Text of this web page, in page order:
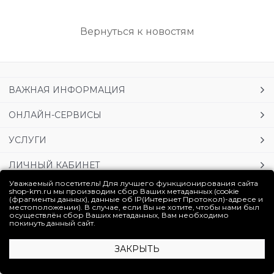
Вернуться к новостям
ВАЖНАЯ ИНФОРМАЦИЯ
ОНЛАЙН-СЕРВИСЫ
УСЛУГИ
ЛИЧНЫЙ КАБИНЕТ
Полная версия сайта
Уважаемый посетитель! Для лучшего функционирования сайта
shop-km.ru мы производим сбор Ваших метаданных (cookie
(фрагменты данных), данные об IP(Интернет Протокол)-адресе и
местоположении). В случае, если Вы не хотите, чтобы нами был
осуществлён сбор Ваших метаданных, Вам необходимо
покинуть данный сайт.
ЗАКРЫТЬ